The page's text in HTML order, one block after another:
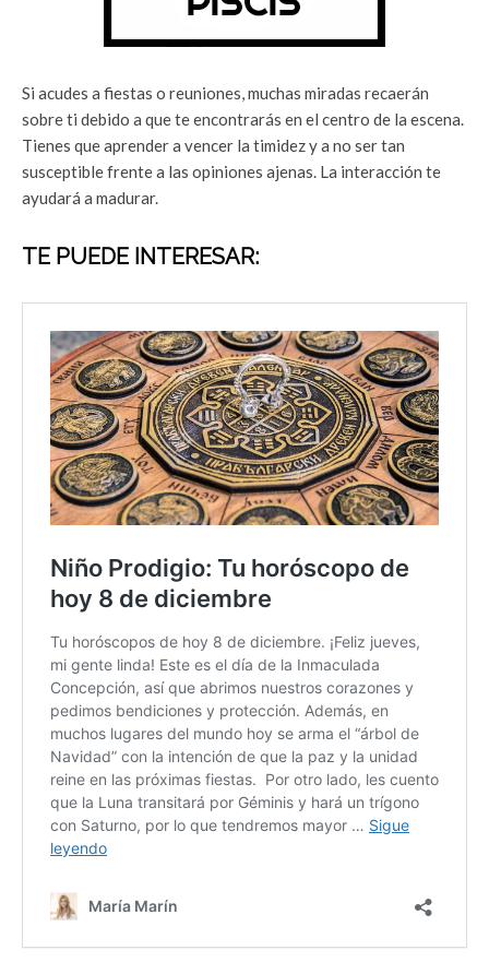
Si acudes a fiestas o reuniones, muchas miradas recaerán
sobre ti debido a que te encontrarás en el centro de la escena.
Tienes que aprender a vencer la timidez y a no ser tan
susceptible frente a las opiniones ajenas. La interacción te
ayudará a madurar.
TE PUEDE INTERESAR: